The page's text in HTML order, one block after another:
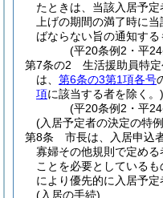
たときは、当該入居予
上げの期間の満了時に
ばならない旨の通知する
(平20条例2・平
第7条の2
生活援助員特
は、 第6条の3第1項各号
項に該当する者を除く。)
(平20条例2・平
(入居予定者の決定の特
第8条
市長は、入居申込
寡婦その他規則で定め
ことを必要としている
により優先的に入居予定
(入居の手続)